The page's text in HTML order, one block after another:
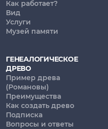
Как работает?
Вид
Услуги
Музей памяти
ГЕНЕАЛОГИЧЕСКОЕ
ДРЕВО
Пример древа
(Романовы)
Преимущества
Как создать древо
Подписка
Вопросы и ответы